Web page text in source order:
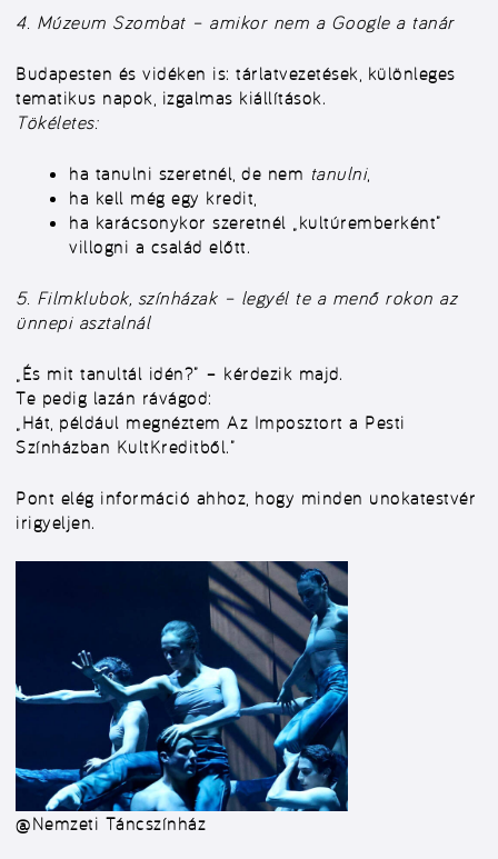
4. Múzeum Szombat – amikor nem a Google a tanár
Budapesten és vidéken is: tárlatvezetések, különleges
tematikus napok, izgalmas kiállítások.
Tökéletes:
ha tanulni szeretnél, de nem tanulni,
ha kell még egy kredit,
ha karácsonykor szeretnél „kultúremberként”
villogni a család előtt.
5. Filmklubok, színházak – legyél te a menő rokon az
ünnepi asztalnál
„És mit tanultál idén?” – kérdezik majd.
Te pedig lazán rávágod:
„Hát, például megnéztem Az Imposztort a Pesti
Színházban KultKreditből.”
Pont elég információ ahhoz, hogy minden unokatestvér
irigyeljen.
@Nemzeti Táncszínház